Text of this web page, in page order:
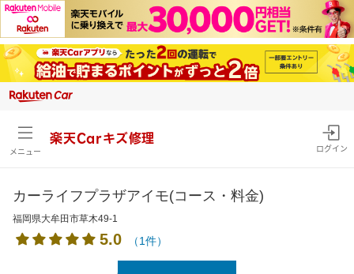
メニュー
楽天Carキズ修理
ログイン
カーライフプラザアイモ(コース・料金)
福岡県大牟田市草木49-1
5.0 （1件）